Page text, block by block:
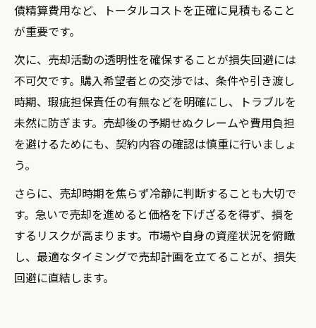
債精算費用など、トータルコストを正確に見積もること
が重要です。
次に、売却活動の透明性を確保することが損失回避には
不可欠です。購入希望者との交渉では、条件や引き渡し
時期、瑕疵担保責任の有無などを明確にし、トラブルを
未然に防ぎます。売却後の予期せぬクレームや費用負担
を避けるためにも、契約内容の確認は慎重に行いましょ
う。
さらに、売却時期を焦らず冷静に判断することも大切で
す。急いで売却を進めると価格を下げざるを得ず、損を
するリスクが高まります。市場や自身の資産状況を俯瞰
し、最適なタイミングで売却計画を立てることが、損失
回避に直結します。